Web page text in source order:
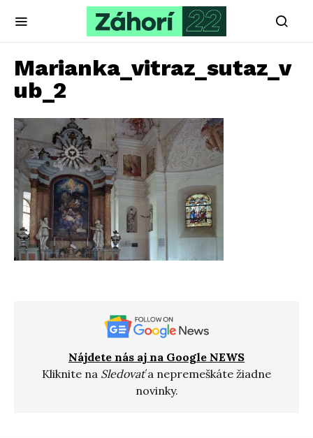
Marianka_vitraz_sutaz_v
ub_2
Nájdete nás aj na Google NEWS
Kliknite na Sledovaťa nepremeškáte žiadne
novinky.